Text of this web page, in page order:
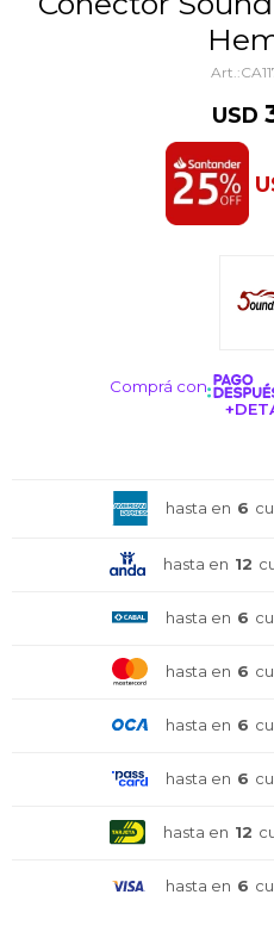
USD
Comprá con
hasta en 6
hasta en 12
hasta en 6
hasta en 6
hasta en 6
hasta en 6
hasta en 12
hasta en 6
¡Sumate a la
Comprá en 3 cuotas
¡Sumate a la
Comprá en 3 cuotas
¡Sumate a la
Comprá en 3 cuotas